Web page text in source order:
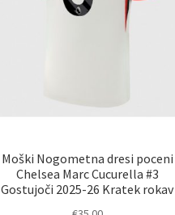
Moški Nogometna dresi poceni
Chelsea Marc Cucurella #3
Gostujoči 2025-26 Kratek rokav